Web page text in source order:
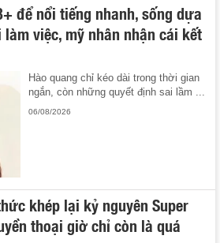
để nổi tiếng nhanh, sống dựa
việc, mỹ nhân nhận cái kết
Hào quang chỉ kéo dài trong thời gian
ngắn, còn những quyết định sai lầm ...
06/08/2026
khép lại kỷ nguyên Super
thoại giờ chỉ còn là quá